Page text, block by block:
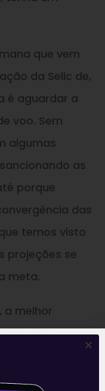
que vem
da Selic de,
é aguardar a
voo. Sem
algumas
as
porque
das
temos visto
projeções se
meta.
a melhor
que
subir. Resta